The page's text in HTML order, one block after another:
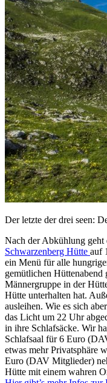
Der letzte der drei seen:
Nach der Abkühlung
Schwarzenberg Hütte auf
ein Menü für alle
gemütlichen
Männergruppe in der
Hütte unterhalten hat.
ausleihen. Wie es sich
das Licht um 22 Uhr
in ihre Schlafsäcke. Wir
Schlafsaal für 6 Euro
etwas mehr Privatsphäre
Euro (DAV Mitglieder)
Hütte mit einem wahren